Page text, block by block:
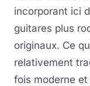
incorporant ici
guitares plus
originaux. Ce
relativement
fois moderne